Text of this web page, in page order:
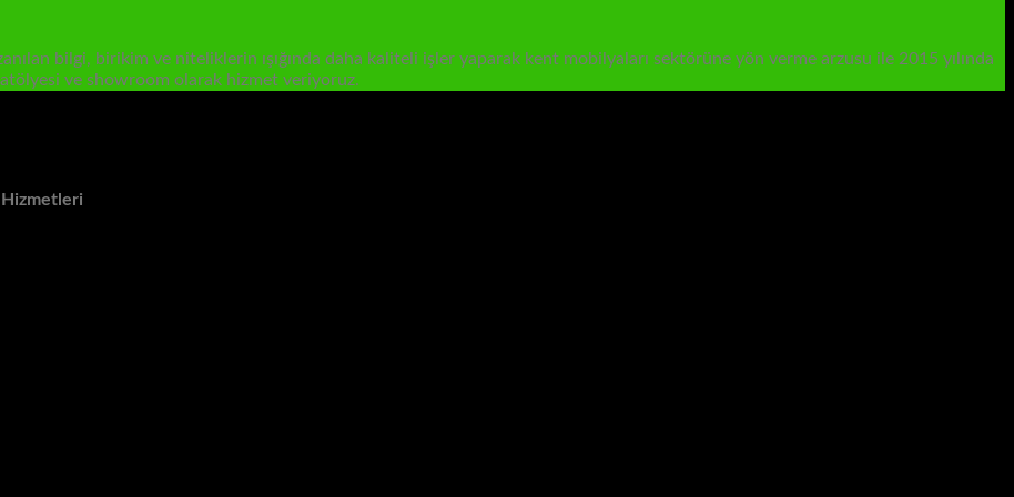
bilgi, birikim ve niteliklerin ışığında daha kaliteli işler yaparak kent mobilyaları sektörüne yön verme arzusu ile 2015 yılında
ve showroom olarak hizmet veriyoruz.
Hizmetleri